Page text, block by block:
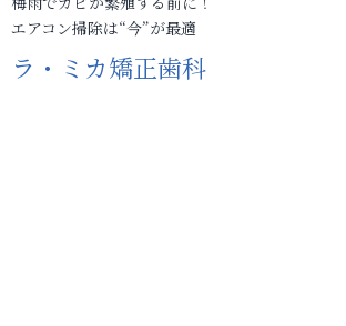
エアコン掃除は“今”が最適
ラ・ミカ矯正歯科